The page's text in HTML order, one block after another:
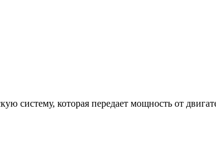
систему, которая передает мощность от